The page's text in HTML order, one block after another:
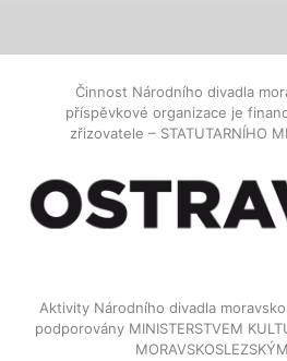
Činnost Národního divadla
příspěvkové organizace je
zřizovatele – STATUTARNÍHO
Aktivity Národního divadla
podporovány MINISTERSTVEM